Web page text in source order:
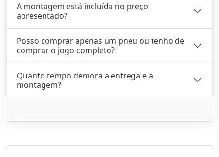
A montagem está incluída no preço
apresentado?
Posso comprar apenas um pneu ou tenho de
comprar o jogo completo?
Quanto tempo demora a entrega e a
montagem?